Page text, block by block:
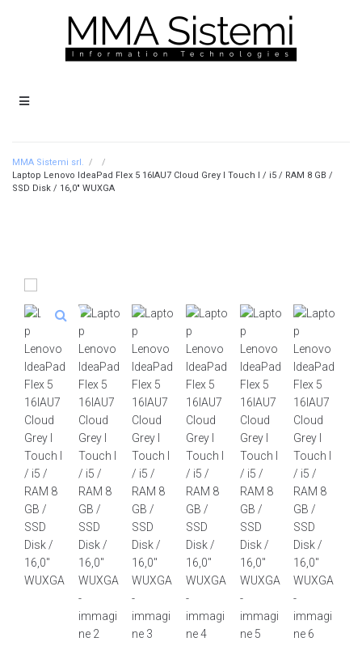
MMA Sistemi srl. /
/
Laptop Lenovo IdeaPad Flex 5 16IAU7 Cloud Grey I Touch I / i5 / RAM 8 GB /
SSD Disk / 16,0″ WUXGA